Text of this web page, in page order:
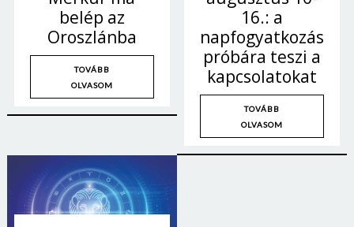
belép az
Oroszlánba
TOVÁBB
OLVASOM
16.: a
napfogyatkozás
próbára teszi a
kapcsolatokat
TOVÁBB
OLVASOM